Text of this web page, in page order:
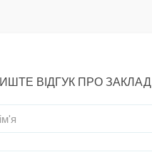
ВІДГУК ПРО ЗАКЛАД